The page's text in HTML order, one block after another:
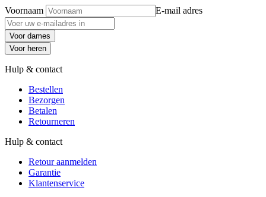
Voornaam E-mail adres
Voor dames
Voor heren
Hulp & contact
Bestellen
Bezorgen
Betalen
Retourneren
Hulp & contact
Retour aanmelden
Garantie
Klantenservice